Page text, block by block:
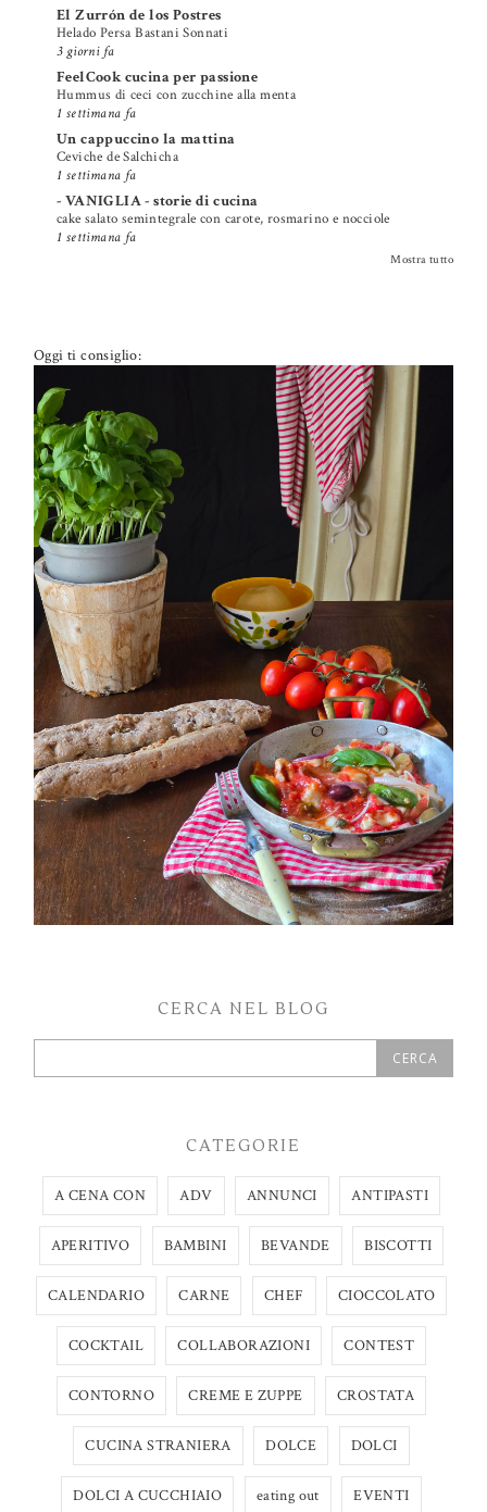
El Zurrón de los Postres
Helado Persa Bastani Sonnati
3 giorni fa
FeelCook cucina per passione
Hummus di ceci con zucchine alla menta
1 settimana fa
Un cappuccino la mattina
Ceviche de Salchicha
1 settimana fa
- VANIGLIA - storie di cucina
cake salato semintegrale con carote, rosmarino e nocciole
1 settimana fa
Mostra tutto
Oggi ti consiglio:
PETTI DI POLLO ALLA PIZZAIOLA
CERCA NEL BLOG
CATEGORIE
A CENA CON ADV ANNUNCI ANTIPASTI
APERITIVO BAMBINI BEVANDE BISCOTTI
CALENDARIO CARNE CHEF CIOCCOLATO
COCKTAIL COLLABORAZIONI CONTEST
CONTORNO CREME E ZUPPE CROSTATA
CUCINA STRANIERA DOLCE DOLCI
DOLCI A CUCCHIAIO eating out EVENTI